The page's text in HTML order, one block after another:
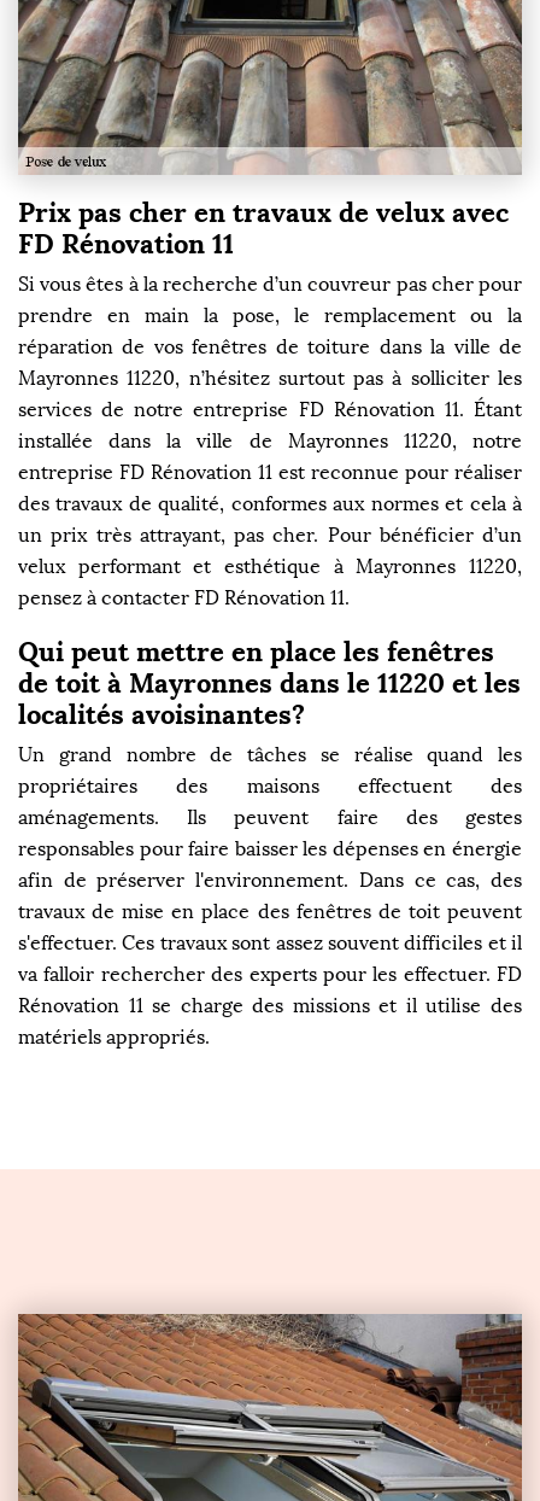
Prix pas cher en travaux de velux avec
FD Rénovation 11
Si vous êtes à la recherche d’un couvreur pas cher pour
prendre en main la pose, le remplacement ou la
réparation de vos fenêtres de toiture dans la ville de
Mayronnes 11220, n’hésitez surtout pas à solliciter les
services de notre entreprise FD Rénovation 11. Étant
installée dans la ville de Mayronnes 11220, notre
entreprise FD Rénovation 11 est reconnue pour réaliser
des travaux de qualité, conformes aux normes et cela à
un prix très attrayant, pas cher. Pour bénéficier d’un
velux performant et esthétique à Mayronnes 11220,
pensez à contacter FD Rénovation 11.
Qui peut mettre en place les fenêtres
de toit à Mayronnes dans le 11220 et les
localités avoisinantes?
Un grand nombre de tâches se réalise quand les
propriétaires des maisons effectuent des
aménagements. Ils peuvent faire des gestes
responsables pour faire baisser les dépenses en énergie
afin de préserver l'environnement. Dans ce cas, des
travaux de mise en place des fenêtres de toit peuvent
s'effectuer. Ces travaux sont assez souvent difficiles et il
va falloir rechercher des experts pour les effectuer. FD
Rénovation 11 se charge des missions et il utilise des
matériels appropriés.